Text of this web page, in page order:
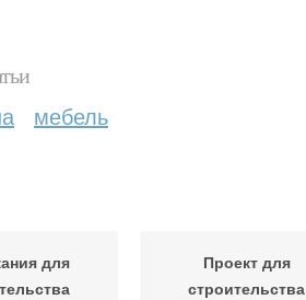
мебель
для
Проект для
строительства